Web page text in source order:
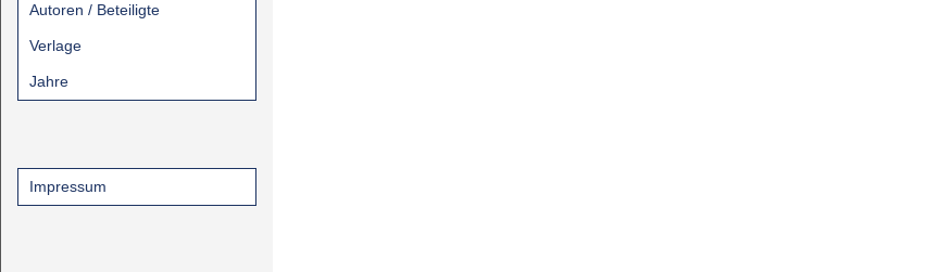
Autoren / Beteiligte
Verlage
Jahre
Impressum